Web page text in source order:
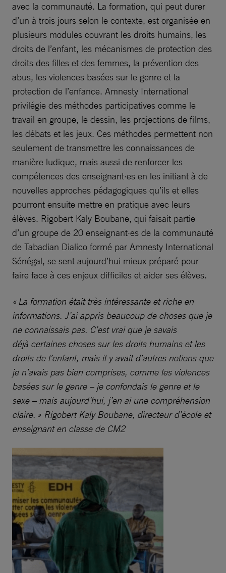
avec la communauté. La formation, qui peut durer
d’un à trois jours selon le contexte, est organisée en
plusieurs modules couvrant les droits humains, les
droits de l’enfant, les mécanismes de protection des
droits des filles et des femmes, la prévention des
abus, les violences basées sur le genre et la
protection de l’enfance. Amnesty International
privilégie des méthodes participatives comme le
travail en groupe, le dessin, les projections de films,
les débats et les jeux. Ces méthodes permettent non
seulement de transmettre les connaissances de
manière ludique, mais aussi de renforcer les
compétences des enseignant·es en les initiant à de
nouvelles approches pédagogiques qu’ils et elles
pourront ensuite mettre en pratique avec leurs
élèves. Rigobert Kaly Boubane, qui faisait partie
d’un groupe de 20 enseignant·es de la communauté
de Tabadian Dialico formé par Amnesty International
Sénégal, se sent aujourd’hui mieux préparé pour
faire face à ces enjeux difficiles et aider ses élèves.
« La formation était très intéressante et riche en
informations. J’ai appris beaucoup de choses que je
ne connaissais pas. C’est vrai que je savais
déjà certaines choses sur les droits humains et les
droits de l’enfant, mais il y avait d’autres notions que
je n’avais pas bien comprises, comme les violences
basées sur le genre – je confondais le genre et le
sexe – mais aujourd’hui, j’en ai une compréhension
claire. » Rigobert Kaly Boubane, directeur d’école et
enseignant en classe de CM2